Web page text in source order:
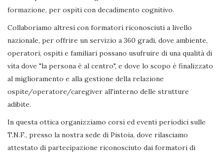
formazione, per ospiti con decadimento cognitivo.
Collaboriamo altresì con formatori riconosciuti a livello
nazionale, per offrire un servizio a 360 gradi, dove ambiente,
operatori, ospiti e familiari possano usufruire di una qualità di
vita dove "la persona è al centro", e dove lo scopo è finalizzato
al miglioramento e alla gestione della relazione
ospite/operatore/caregiver all'interno delle strutture
adibite.
In questa ottica organizziamo corsi ed eventi periodici sulle
T.N.F., presso la nostra sede di Pistoia, dove rilasciamo
attestato di partecipazione riconosciuto dai formatori di